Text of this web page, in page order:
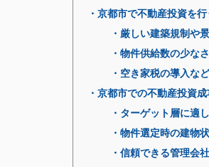
・京都市で不動産投資を
・厳しい建築規制や
・物件供給数の少な
・空き家税の導入な
・京都市での不動産投資
・ターゲット層に適
・物件選定時の建物
・信頼できる管理会